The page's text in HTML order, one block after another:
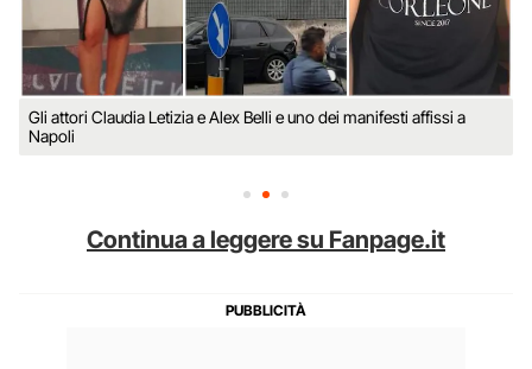
Gli attori Claudia Letizia e Alex Belli e uno dei manifesti affissi a
Napoli
Continua a leggere su Fanpage.it